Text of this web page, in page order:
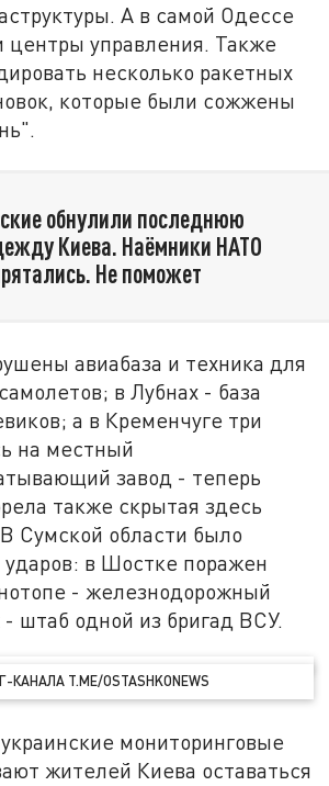
А в самой Одессе
центры управления. Также
несколько ракетных
которые были сожжены
обнулили последнюю
Киева. Наёмники НАТО
Не поможет
авиабаза и техника для
в Лубнах - база
а в Кременчуге три
на местный
завод - теперь
также скрытая здесь
Сумской области было
в Шостке поражен
- железнодорожный
- штаб одной из бригад ВСУ.
T.ME/OSTASHKONEWS
мониторинговые
жителей Киева оставаться